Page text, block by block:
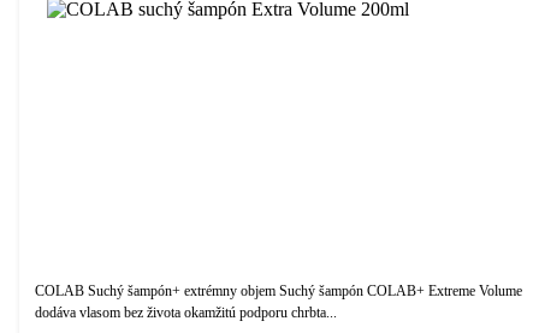
COLAB Suchý šampón+ extrémny objem Suchý šampón COLAB+ Extreme Volume
dodáva vlasom bez života okamžitú podporu chrbta...